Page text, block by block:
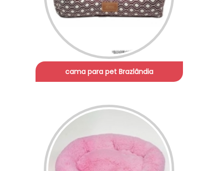
cama para pet Brazlândia